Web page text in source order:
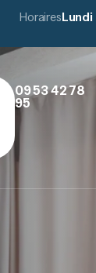
Horaires
09 53 42 78
95